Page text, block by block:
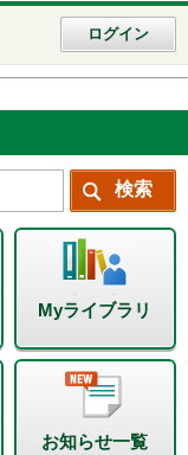
ログイン
Myライブラリ
お知らせ一覧